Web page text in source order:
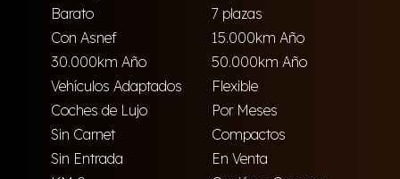
Barato
7 plazas
Con Asnef
15.000km Año
30.000km Año
50.000km Año
Vehículos Adaptados
Flexible
Coches de Lujo
Por Meses
Sin Carnet
Compactos
Sin Entrada
En Venta